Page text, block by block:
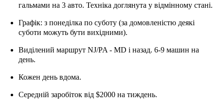
гальмами на 3 авто. Техніка доглянута у відмінному стані.
Графік: з понеділка по суботу (за домовленістю деякі
суботи можуть бути вихідними).
Виділений маршрут NJ/PA - MD і назад. 6-9 машин на
день.
Кожен день вдома.
Середній заробіток від $2000 на тиждень.